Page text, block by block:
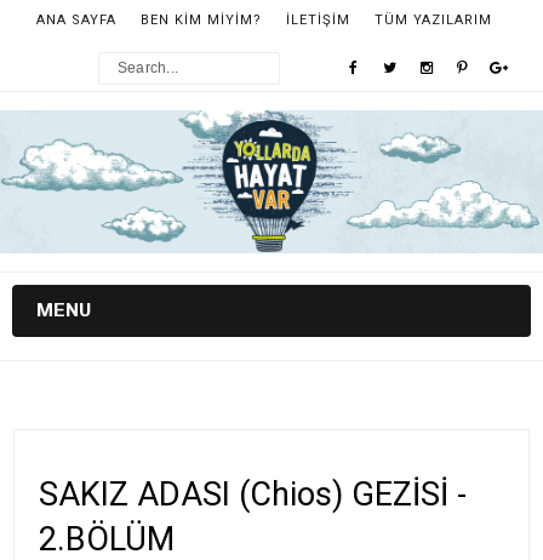
ANA SAYFA BEN KİM MİYİM? İLETİŞİM TÜM YAZILARIM
MENU
SAKIZ ADASI (Chios) GEZİSİ -
2.BÖLÜM